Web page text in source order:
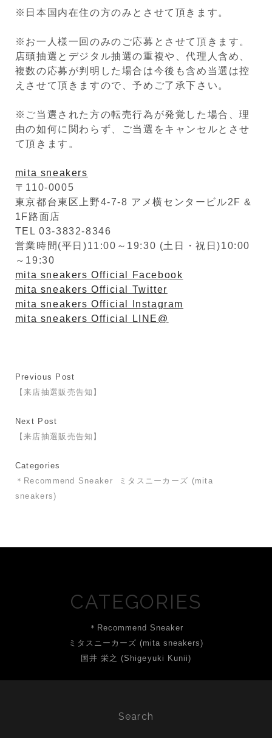
※日本国内在住の方のみとさせて頂きます。
※お一人様一回のみのご応募とさせて頂きます。
店頭抽選とデジタル抽選の重複や、代理人含め、
複数の応募が判明した場合は今後も含め当選は控
えさせて頂きますので、予めご了承下さい。
※ご当選された方の転売行為が発覚した場合、理
由の如何に関わらず、ご当選をキャンセルとさせ
て頂きます。
mita sneakers
〒110-0005
東京都台東区上野4-7-8 アメ横センタービル2F &
1F路面店
TEL 03-3832-8346
営業時間(平日)11:00～19:30 (土日・祝日)10:00
～19:30
mita sneakers Official Facebook
mita sneakers Official Twitter
mita sneakers Official Instagram
mita sneakers Official LINE@
Previous Post
【来店抽選販売告知】
Next Post
【来店抽選販売告知】
Categories
＊Recommend Sneaker
ミタスニーカーズ (mita
sneakers)
CATEGORIES
＊Recommend Sneaker
ミタスニーカーズ (mita sneakers)
国井 栄之 (Shigeyuki Kunii)
Search